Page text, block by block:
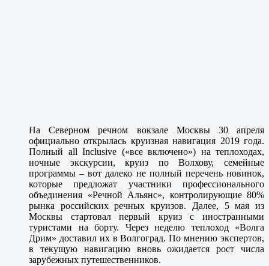
На Северном речном вокзале Москвы 30 апреля
официально открылась круизная навигация 2019 года.
Полный аll Inclusive («все включено») на теплоходах,
ночные экскурсии, круиз по Волхову, семейные
программы – вот далеко не полный перечень новинок,
которые предложат участники профессионального
объединения «Речной Альянс», контролирующие 80%
рынка российских речных круизов. Далее, 5 мая из
Москвы стартовал первый круиз с иностранными
туристами на борту. Через неделю теплоход «Волга
Дрим» доставил их в Волгоград. По мнению экспертов,
в текущую навигацию вновь ожидается рост числа
зарубежных путешественников.